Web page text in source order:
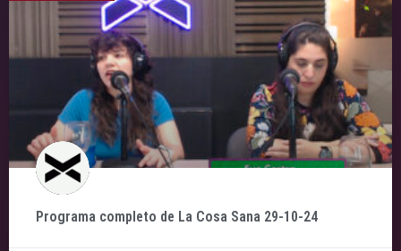
Programa completo de La Cosa Sana 29-10-24